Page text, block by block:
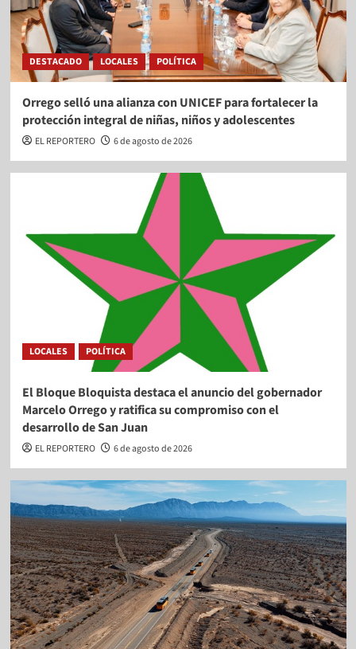
DESTACADO LOCALES POLÍTICA
Orrego selló una alianza con UNICEF para fortalecer la
protección integral de niñas, niños y adolescentes
EL REPORTERO 6 de agosto de 2026
LOCALES POLÍTICA
El Bloque Bloquista destaca el anuncio del gobernador
Marcelo Orrego y ratifica su compromiso con el
desarrollo de San Juan
EL REPORTERO 6 de agosto de 2026